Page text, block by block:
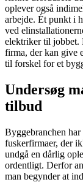
oplever også
arbejde. Ét punkt i
ved
elektriker til jobbet.
firma, der kan give
til forskel for et
Undersøg
tilbud
Byggebranchen
fuskerfirmaer, der
undgå en dårlig
ordentligt. Derfor
man begynder at